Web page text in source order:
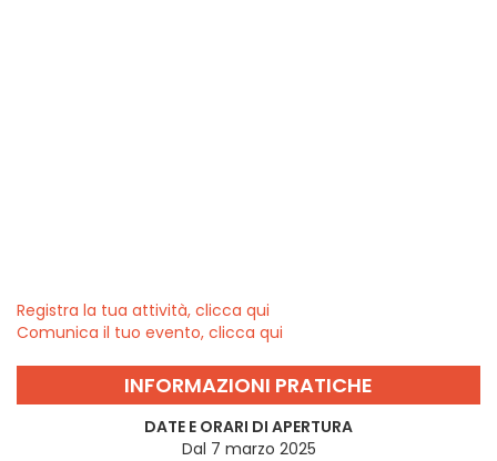
Registra la tua attività, clicca qui
Comunica il tuo evento, clicca qui
INFORMAZIONI PRATICHE
DATE E ORARI DI APERTURA
Dal 7 marzo 2025